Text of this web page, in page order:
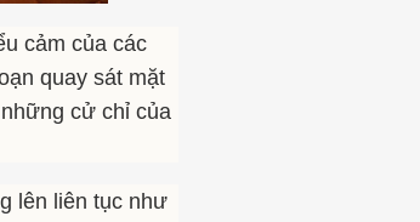
cảm của các
quay sát mặt
cử chỉ của
lên liên tục như